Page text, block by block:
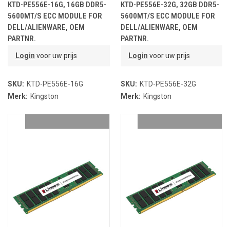
KTD-PE556E-16G, 16GB DDR5-
5600MT/S ECC MODULE FOR
DELL/ALIENWARE, OEM
PARTNR.
Login voor uw prijs
SKU: KTD-PE556E-16G
Merk: Kingston
KTD-PE556E-32G, 32GB DDR5-
5600MT/S ECC MODULE FOR
DELL/ALIENWARE, OEM
PARTNR.
Login voor uw prijs
SKU: KTD-PE556E-32G
Merk: Kingston